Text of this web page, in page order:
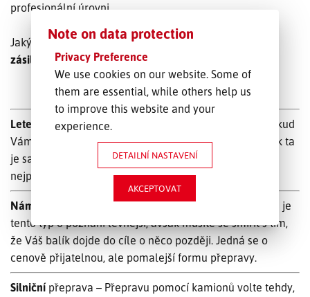
profesionální úrovni.
Jakými způsoby konkrétně probíhápřeprava kusových
zásilek
Letecká
přeprava – Tento typ přepravy volte tehdy, pokud
Vám záleží především na rychlosti. Co se týče ceny, tak ta
je samozřejmě vyšší, protože je tento způsob
nejpohodlnější a také nejrychlejší.
Námořní
přeprava – V porovnání s leteckou přepravou je
tento typ o poznání levnější, avšak musíte se smířit s tím,
že Váš balík dojde do cíle o něco později. Jedná se o
cenově přijatelnou, ale pomalejší formu přepravy.
Silniční přeprava – Přepravu pomocí kamionů volte tehdy,
Note on data protection
Privacy Preference
We use cookies on our website. Some of
them are essential, while others help us
to improve this website and your
experience.
DETAILNÍ NASTAVENÍ
AKCEPTOVAT